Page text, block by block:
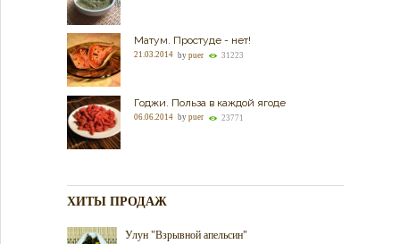
Матум. Простуде - нет!
21.03.2014 by puer 31223
Годжи. Польза в каждой ягоде
06.06.2014 by puer 23771
ХИТЫ ПРОДАЖ
Улун "Взрывной апельсин"